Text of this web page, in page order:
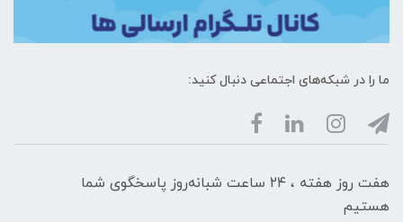
ما را در شبکه‌های اجتماعی دنبال کنید:
هفت روز هفته ، ۲۴ ساعت شبانه‌روز پاسخگوی شما
هستیم